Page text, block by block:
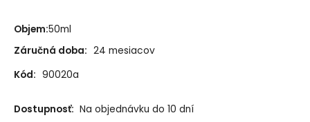
Objem:50ml
Záručná doba: 24 mesiacov
Kód: 90020a
Dostupnosť: Na objednávku do 10 dní